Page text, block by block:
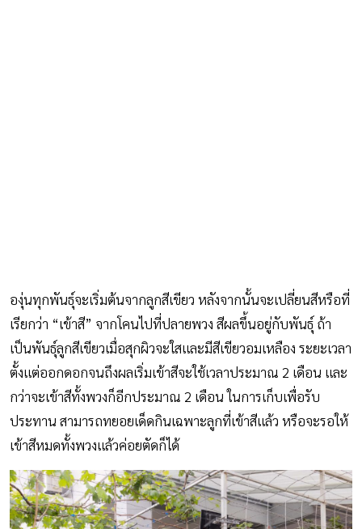
องุ่นทุกพันธุ์จะเริ่มต้นจากลูกสีเขียว หลังจากนั้นจะเปลี่ยนสีหรือที่
เรียกว่า “เข้าสี” จากโคนไปที่ปลายพวง สีผลขึ้นอยู่กับพันธุ์ ถ้า
เป็นพันธุ์ลูกสีเขียวเมื่อสุกผิวจะใสและมีสีเขียวอมเหลือง ระยะเวลา
ตั้งแต่ออกดอกจนถึงผลเริ่มเข้าสีจะใช้เวลาประมาณ 2 เดือน และ
กว่าจะเข้าสีทั้งพวงก็อีกประมาณ 2 เดือน ในการเก็บเพื่อรับ
ประทาน สามารถทยอยเด็ดกินเฉพาะลูกที่เข้าสีแล้ว หรือจะรอให้
เข้าสีหมดทั้งพวงแล้วค่อยตัดก็ได้